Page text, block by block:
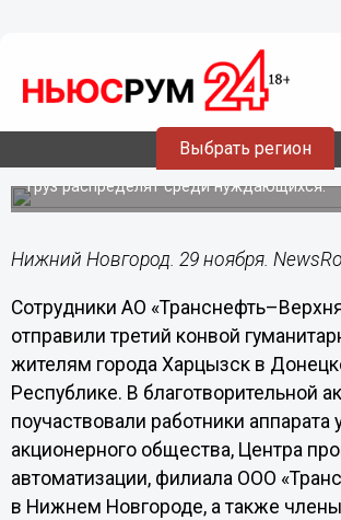
Выбрать регион
Волонтеры АО
Волга» отправили более 1
гумпомощи в ДНР
Груз распределят среди нуждающихся.
Нижний Новгород. 29 ноября.
Сотрудники АО
отправили третий конвой
жителям города Харцызск в
Республике. В благотворительной
поучаствовали работники аппарата
акционерного общества, Центра
автоматизации, филиала ООО
в Нижнем Новгороде, а также члены